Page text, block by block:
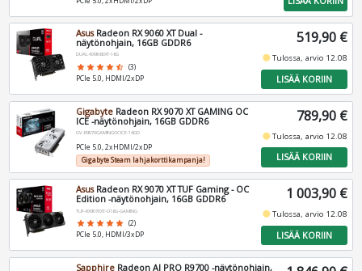
AsusRadeon RX 9060 XT Dual -
näytönohjain, 16GB GDDR6
DUAL-RX9060XT-16G
star star star star star_half (3)
PCIe 5.0, HDMI/2xDP
519,90 €
fiber_manual_recordTulossa, arvio 12.08
LISÄÄ KORIIN
Gigabyte Radeon RX 9070 XT GAMING OC
ICE -näytönohjain, 16GB GDDR6
GV-R907XGAMINGOCICE-16GD
PCIe 5.0, 2xHDMI/2xDP
Gigabyte Steam lahjakorttikampanja!
789,90 €
fiber_manual_recordTulossa, arvio 12.08
LISÄÄ KORIIN
AsusRadeon RX 9070 XT TUF Gaming - OC
Edition -näytönohjain, 16GB GDDR6
TUF-RX9070XT-O16G-GAMING
star star star star star (2)
PCIe 5.0, HDMI/3xDP
1 003,90 €
fiber_manual_recordTulossa, arvio 12.08
LISÄÄ KORIIN
Sapphire Radeon AI PRO R9700 -näytönohjain,